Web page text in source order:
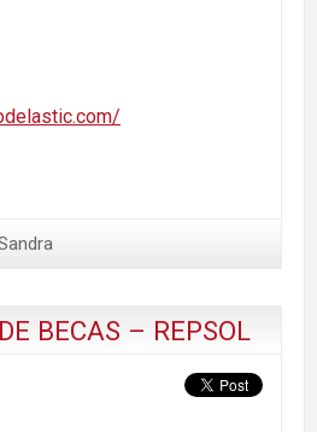
BECAS – REPSOL